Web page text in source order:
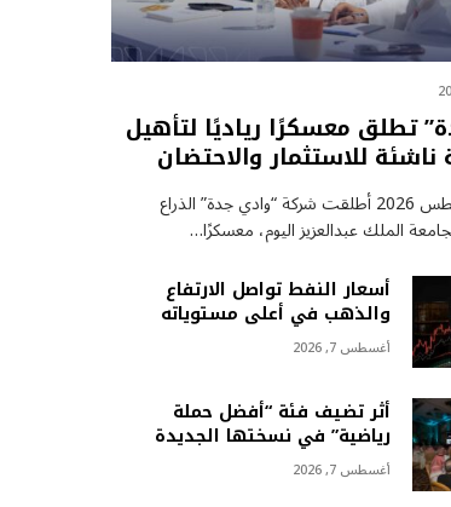
تطلق معسكرًا رياديًا لتأهيل
جدة 07 أغسطس 2026 أطلقت شركة “وادي جدة” الذراع
الملك عبدالعزيز اليوم، معسكرًا…
أسعار النفط تواصل الارتفاع
والذهب في أعلى مستوياته
أغسطس 7, 2026
أثر تضيف فئة “أفضل حملة
رياضية” في نسختها الجديدة
أغسطس 7, 2026